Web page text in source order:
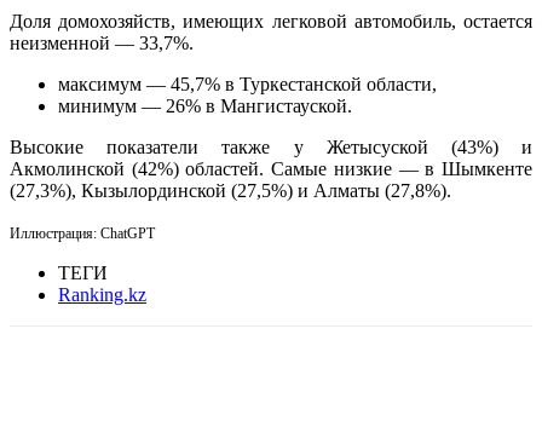
Доля домохозяйств, имеющих легковой автомобиль, остается
неизменной — 33,7%.
максимум — 45,7% в Туркестанской области,
минимум — 26% в Мангистауской.
Высокие показатели также у Жетысуской (43%) и
Акмолинской (42%) областей. Самые низкие — в Шымкенте
(27,3%), Кызылординской (27,5%) и Алматы (27,8%).
Иллюстрация: ChatGPT
ТЕГИ
Ranking.kz